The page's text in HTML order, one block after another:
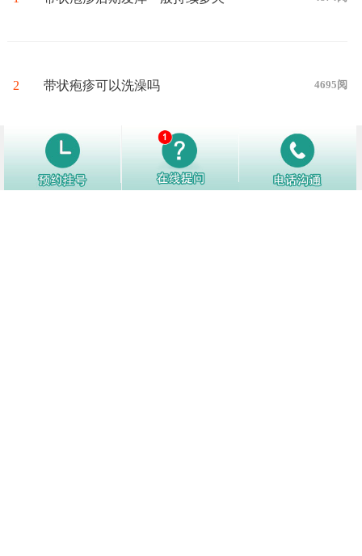
2 带状疱疹可以洗澡吗 4695阅
生殖器疱疹终身携带吗？ 4687阅